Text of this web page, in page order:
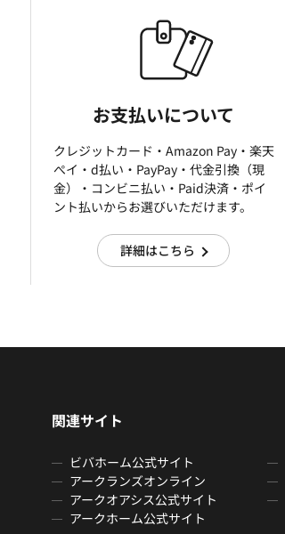
お支払いについて
クレジットカード・Amazon Pay・楽天
ぺイ・d払い・PayPay・代金引換（現
金）・コンビニ払い・Paid決済・ポイ
ント払いからお選びいただけます。
詳細はこちら
関連サイト
ビバホーム公式サイト
アークランズオンライン
アークオアシス公式サイト
アークホーム公式サイト